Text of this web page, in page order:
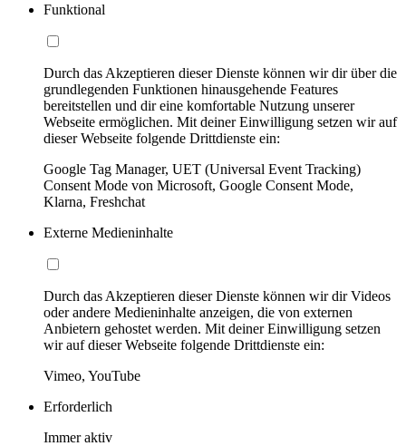
Funktional
Durch das Akzeptieren dieser Dienste können wir dir über die
grundlegenden Funktionen hinausgehende Features
bereitstellen und dir eine komfortable Nutzung unserer
Webseite ermöglichen. Mit deiner Einwilligung setzen wir auf
dieser Webseite folgende Drittdienste ein:
Google Tag Manager, UET (Universal Event Tracking)
Consent Mode von Microsoft, Google Consent Mode,
Klarna, Freshchat
Externe Medieninhalte
Durch das Akzeptieren dieser Dienste können wir dir Videos
oder andere Medieninhalte anzeigen, die von externen
Anbietern gehostet werden. Mit deiner Einwilligung setzen
wir auf dieser Webseite folgende Drittdienste ein:
Vimeo, YouTube
Erforderlich
Immer aktiv